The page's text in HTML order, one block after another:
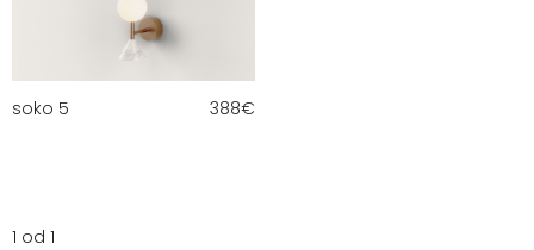
soko 5 388€
1 od 1